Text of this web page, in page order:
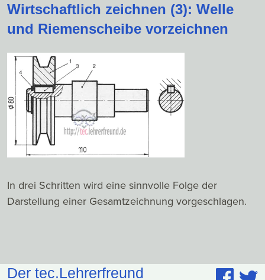
Wirtschaftlich zeichnen (3): Welle
und Riemenscheibe vorzeichnen
In drei Schritten wird eine sinnvolle Folge der
Darstellung einer Gesamtzeichnung vorgeschlagen.
Der tec.Lehrerfreund